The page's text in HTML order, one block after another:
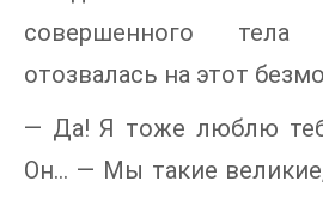
совершенного тела
отозвалась на этот
— Да! Я тоже люблю
Он… — Мы такие